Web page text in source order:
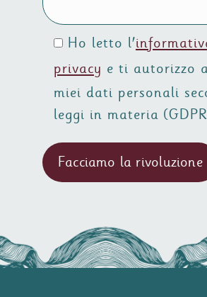
Ho letto l'
privacy e ti autorizzo
miei dati personali
leggi in materia